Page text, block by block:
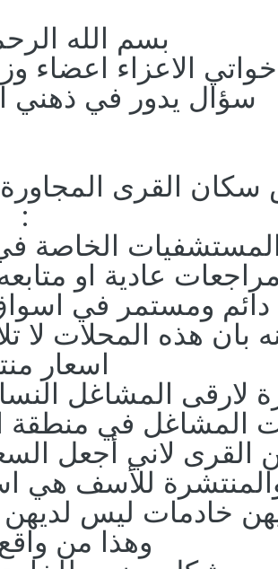
بسم الله
الاعزاء اعضاء
سؤال يدور في ذهني
القرى
:
الخاصة
مراجعات عادية او
ومستمر في
بان هذه المحلات لا
اسعار
لارقى المشاغل
المشاغل في منطقة
القرى لاني أجعل
للأسف هي
خادمات ليس
وهذا من